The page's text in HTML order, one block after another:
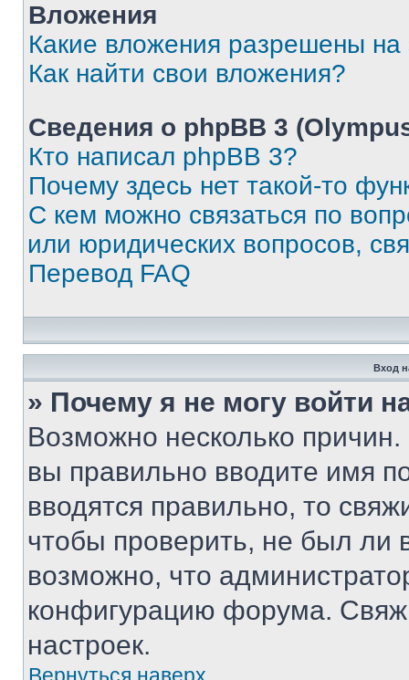
Вложения
Какие вложения разрешены
Как найти свои вложения?
Сведения о phpBB 3
Кто написал phpBB 3?
Почему здесь нет такой-то
С кем можно связаться по
или юридических вопросов,
Перевод FAQ
Вход
» Почему я не могу войти
Возможно несколько
вы правильно вводите имя
вводятся правильно, то
чтобы проверить, не был ли
возможно, что
конфигурацию форума.
настроек.